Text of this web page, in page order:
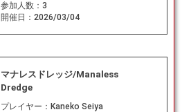
参加人数： 3
開催日： 2026/03/04
マナレスドレッジ/Manaless
Dredge
プレイヤー： Kaneko Seiya